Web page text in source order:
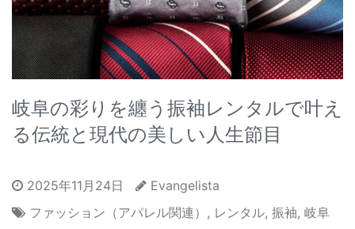
岐阜の彩りを纏う振袖レンタルで叶え
る伝統と現代の美しい人生節目
2025年11月24日
Evangelista
ファッション（アパレル関連） , レンタル, 振袖, 岐阜